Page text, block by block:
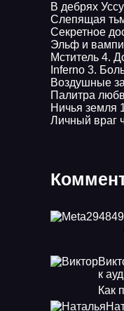
В дебрях
Слепящая
Секретное
Эльф и
Мститель 4.
Inferno 3.
Воздушные
Палитра
Ничья земля
Личный враг
к
Как